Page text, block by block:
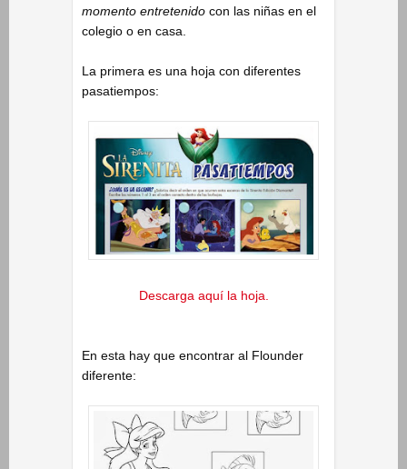
momento entretenido con las niñas en el
colegio o en casa.
La primera es una hoja con diferentes
pasatiempos:
Descarga aquí la hoja.
En esta hay que encontrar al Flounder
diferente: